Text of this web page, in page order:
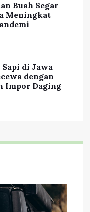
Buah Segar
Meningkat
di Jawa
dengan
Impor Daging